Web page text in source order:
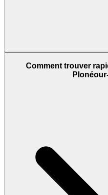
Comment trouver